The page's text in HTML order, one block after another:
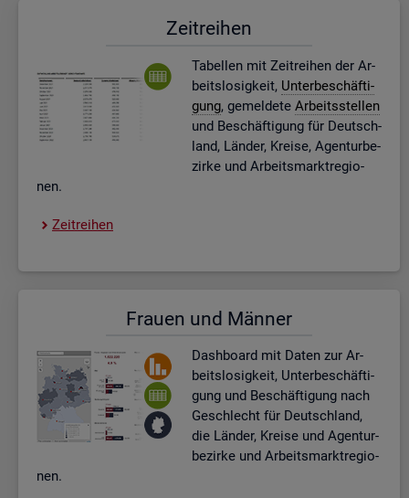
Zeit­rei­hen
Ta­bel­len mit Zeit­rei­hen der Ar­
beits­lo­sig­keit, Un­ter­be­schäf­ti­
gung, ge­mel­de­te Ar­beits­stel­len
und Be­schäf­ti­gung für Deutsch­
land, Län­der, Krei­se, Agen­tur­be­
zir­ke und Ar­beits­markt­re­gio­
nen.
Zeit­rei­hen
Frau­en und Män­ner
Dash­board mit Daten zur Ar­
beits­lo­sig­keit, Un­ter­be­schäf­ti­
gung und Be­schäf­ti­gung nach
Ge­schlecht für Deutsch­land,
die Län­der, Krei­se und Agen­tur­
be­zir­ke und Ar­beits­markt­re­gio­
nen.